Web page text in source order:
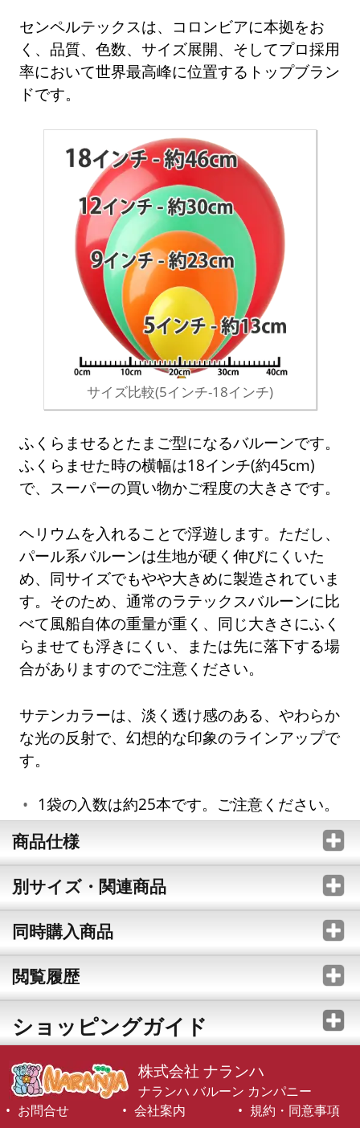
センペルテックスは、コロンビアに本拠をお
く、品質、色数、サイズ展開、そしてプロ採用
率において世界最高峰に位置するトップブラン
ドです。
サイズ比較(5インチ-18インチ)
ふくらませるとたまご型になるバルーンです。
ふくらませた時の横幅は18インチ(約45cm)
で、スーパーの買い物かご程度の大きさです。
ヘリウムを入れることで浮遊します。ただし、
パール系バルーンは生地が硬く伸びにくいた
め、同サイズでもやや大きめに製造されていま
す。そのため、通常のラテックスバルーンに比
べて風船自体の重量が重く、同じ大きさにふく
らませても浮きにくい、または先に落下する場
合がありますのでご注意ください。
サテンカラーは、淡く透け感のある、やわらか
な光の反射で、幻想的な印象のラインアップで
す。
1袋の入数は約25本です。ご注意ください。
商品仕様
別サイズ・関連商品
同時購入商品
閲覧履歴
ショッピングガイド
株式会社 ナランハ
ナランハ バルーン カンパニー
お問合せ
会社案内 規約・同意事項